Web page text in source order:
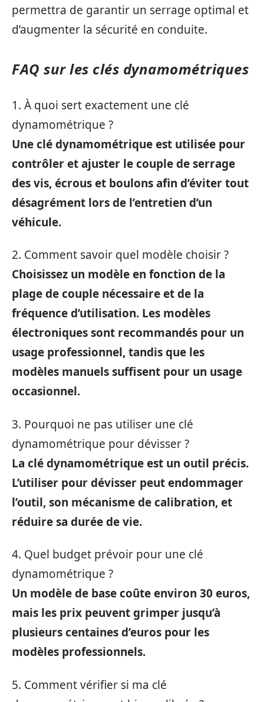
permettra de garantir un serrage optimal et
d’augmenter la sécurité en conduite.
FAQ sur les clés dynamométriques
1. À quoi sert exactement une clé
dynamométrique ?
Une clé dynamométrique est utilisée pour
contrôler et ajuster le couple de serrage
des vis, écrous et boulons afin d’éviter tout
désagrément lors de l’entretien d’un
véhicule.
2. Comment savoir quel modèle choisir ?
Choisissez un modèle en fonction de la
plage de couple nécessaire et de la
fréquence d’utilisation. Les modèles
électroniques sont recommandés pour un
usage professionnel, tandis que les
modèles manuels suffisent pour un usage
occasionnel.
3. Pourquoi ne pas utiliser une clé
dynamométrique pour dévisser ?
La clé dynamométrique est un outil précis.
L’utiliser pour dévisser peut endommager
l’outil, son mécanisme de calibration, et
réduire sa durée de vie.
4. Quel budget prévoir pour une clé
dynamométrique ?
Un modèle de base coûte environ 30 euros,
mais les prix peuvent grimper jusqu’à
plusieurs centaines d’euros pour les
modèles professionnels.
5. Comment vérifier si ma clé